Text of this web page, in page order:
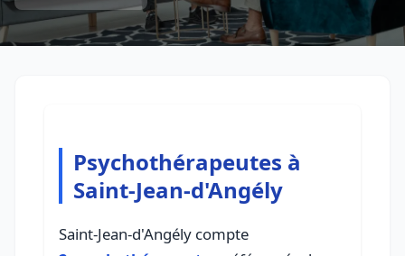
Psychothérapeutes à
Saint-Jean-d'Angély
Saint-Jean-d'Angély compte